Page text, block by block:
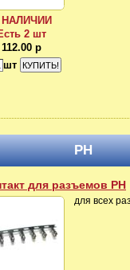
НАЛИЧИИ
2 шт
112.00 р
шт
PH
для разъемов PH
для всех